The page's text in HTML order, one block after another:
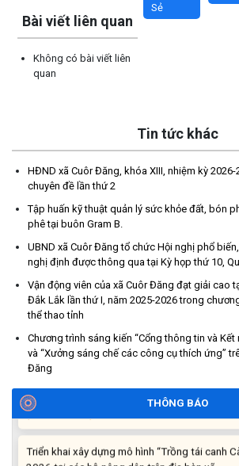
Sẻ
Bài viết liên quan
Không có bài viết liên
quan
Tin tức khác
HĐND xã Cuôr Đăng, khóa XIII, nhiệm kỳ
chuyên đề lần thứ 2
Tập huấn kỹ thuật quản lý sức khỏe đất, bón
phê tại buôn Gram B.
UBND xã Cuôr Đăng tổ chức Hội nghị phổ
nghị định được thông qua tại Kỳ họp thứ 10,
Vận động viên của xã Cuôr Đăng đạt giải cao
Đắk Lắk lần thứ I, năm 2025-2026 trong
thể thao tỉnh
Chương trình sáng kiến “Cổng thông tin và Kết
và “Xưởng sáng chế các công cụ thích ứng”
Đăng
THÔNG BÁO
hành chính
(07/08/2026)
Thông báo về thực hiện Luật tương trợ tư
(04/08/2026)
(24/07/2026)
2026 tại các hộ nông dân trên địa bàn xã